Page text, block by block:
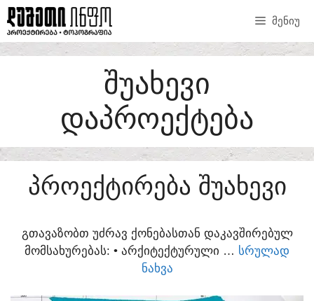
SKIP
TO
CONTENT
ᲛᲔᲜᲘᲣ
ᲨᲣᲐᲮᲔᲕᲘ
ᲓᲐᲞᲠᲝᲔᲥᲢᲔᲑᲐ
ᲞᲠᲝᲔᲥᲢᲘᲠᲔᲑᲐ ᲨᲣᲐᲮᲔᲕᲘ
ᲒᲗᲐᲕᲐᲖᲝᲑᲗ ᲣᲫᲠᲐᲕ ᲥᲝᲜᲔᲑᲐᲡᲗᲐᲜ ᲓᲐᲙᲐᲕᲨᲘᲠᲔᲑᲣᲚ
ᲛᲝᲛᲡᲐᲮᲣᲠᲔᲑᲐᲡ:​ • ᲐᲠᲥᲘᲢᲔᲥᲢᲣᲠᲣᲚᲘ … ᲡᲠᲣᲚᲐᲓ
ᲜᲐᲮᲕᲐ